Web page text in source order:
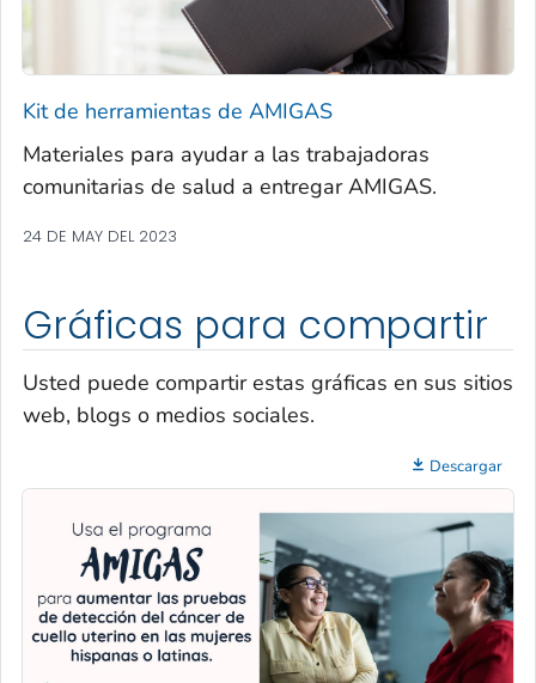
Kit de herramientas de AMIGAS
Materiales para ayudar a las trabajadoras
comunitarias de salud a entregar AMIGAS.
24 DE MAY DEL 2023
Gráficas para compartir
Usted puede compartir estas gráficas en sus sitios
web, blogs o medios sociales.
Descargar